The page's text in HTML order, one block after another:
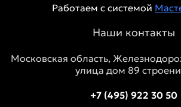
Работаем с системой
Наши контакты
Московская область,
улица дом 89
+7 (495) 922 30 50